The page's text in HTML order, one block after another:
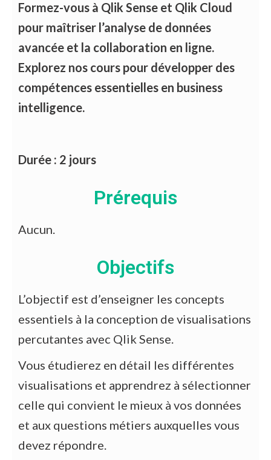
Formez-vous à Qlik Sense et Qlik Cloud
pour maîtriser l’analyse de données
avancée et la collaboration en ligne.
Explorez nos cours pour développer des
compétences essentielles en business
intelligence.
Durée : 2 jours
Prérequis
Aucun.
Objectifs
L’objectif est d’enseigner les concepts
essentiels à la conception de visualisations
percutantes avec Qlik Sense.
Vous étudierez en détail les différentes
visualisations et apprendrez à sélectionner
celle qui convient le mieux à vos données
et aux questions métiers auxquelles vous
devez répondre.